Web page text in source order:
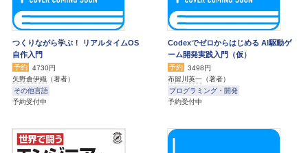
つくりながら学ぶ！ リアルタイムOS
自作入門
予約
4730円
矢野倉伊織 （著者）
その他言語
予約受付中
Codexでゼロからはじめる AI駆動ゲ
ーム開発実践入門（仮）
予約
3498円
布留川英一 （著者）
プログラミング・開発
予約受付中